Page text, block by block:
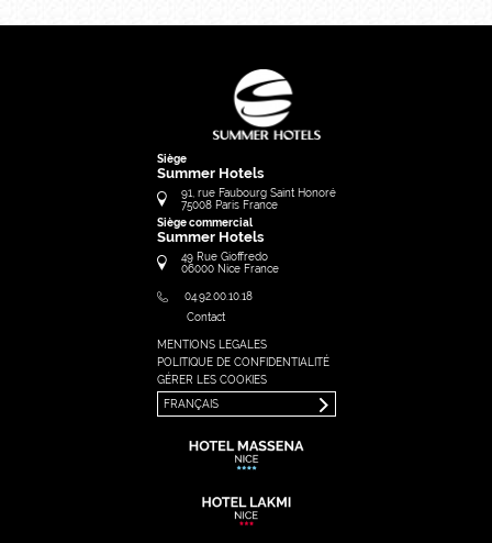
Siège
Summer Hotels
91, rue Faubourg Saint Honoré
75008 Paris France
Siège commercial
Summer Hotels
49 Rue Gioffredo
06000 Nice France
04.92.00.10.18
Contact
MENTIONS LEGALES
POLITIQUE DE CONFIDENTIALITÉ
GÉRER LES COOKIES
FRANÇAIS
FRANÇAIS
ENGLISH